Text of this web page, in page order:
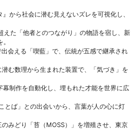
から社会に潜む見えないズレを可視化し、
えた「他者とのつながり」の物語を宿し、新
会える「喫藍」で、伝統が五感で継承され
む数理から生まれた装置で、「気づき」を
幕制作を自動化し、埋もれた才能を世界に広
とば」との出会いから、言葉が人の心に灯
みどり「苔（MOSS）」を増殖させ、東京